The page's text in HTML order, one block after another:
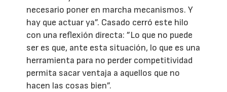
necesario poner en marcha mecanismos. Y
hay que actuar ya”. Casado cerró este hilo
con una reflexión directa: ”Lo que no puede
ser es que, ante esta situación, lo que es una
herramienta para no perder competitividad
permita sacar ventaja a aquellos que no
hacen las cosas bien”.